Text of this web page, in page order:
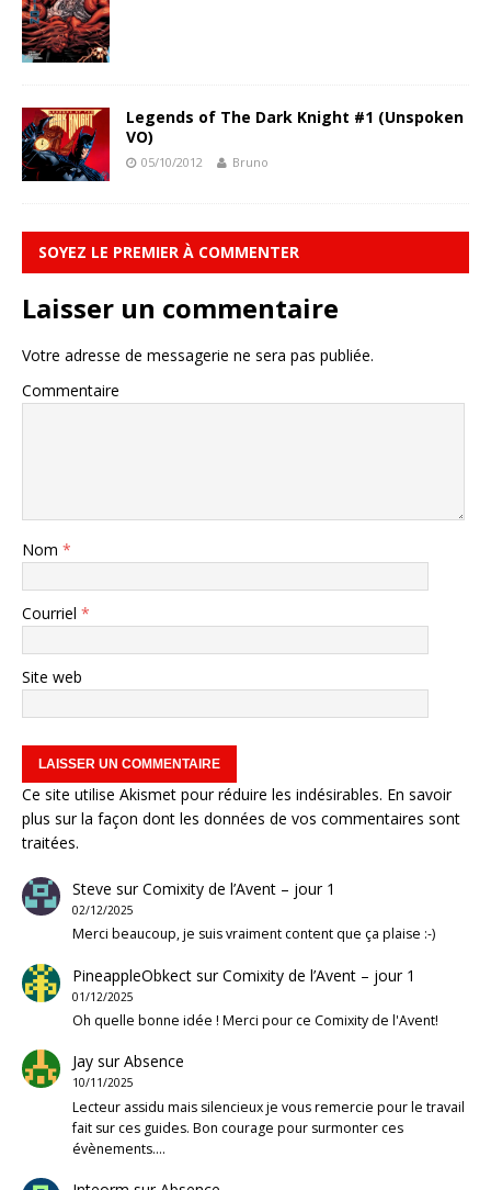
Legends of The Dark Knight #1 (Unspoken
VO)
05/10/2012 Bruno
SOYEZ LE PREMIER À COMMENTER
Laisser un commentaire
Votre adresse de messagerie ne sera pas publiée.
Commentaire
Nom *
Courriel *
Site web
Ce site utilise Akismet pour réduire les indésirables. En savoir
plus sur la façon dont les données de vos commentaires sont
traitées.
Steve surComixity de l’Avent – jour 1
02/12/2025
Merci beaucoup, je suis vraiment content que ça plaise :-)
PineappleObkectsurComixity de l’Avent – jour 1
01/12/2025
Oh quelle bonne idée ! Merci pour ce Comixity de l'Avent!
JaysurAbsence
10/11/2025
Lecteur assidu mais silencieux je vous remercie pour le travail
fait sur ces guides. Bon courage pour surmonter ces
évènements.…